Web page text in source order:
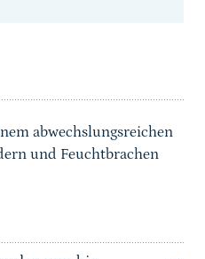
abwechslungsreichen
und Feuchtbrachen